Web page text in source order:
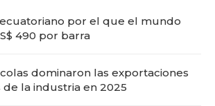
por el que el mundo
490 por barra
dominaron las exportaciones
la industria en 2025